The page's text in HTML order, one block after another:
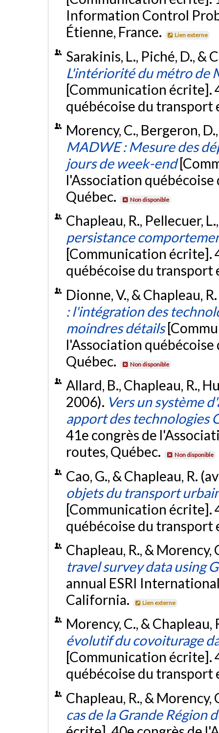
Information Control
Étienne, France.
Lien externe
Sarakinis, L., Piché, D., &
L'intériorité du métro de
[Communication écrite].
québécoise du transport
Morency, C., Bergeron,
MADWE : Mesure des
jours de week-end
l'Association
Québec.
Non disponible
Chapleau, R., Pellecuer,
persistance
[Communication écrite].
québécoise du transport
Dionne, V., & Chapleau,
: l'intégration des
moindres détails
l'Association
Québec.
Non disponible
Allard, B., Chapleau, R.,
2006). Vers un système
apport des technologies
41e congrès de
routes, Québec.
Non disponible
Cao, G., & Chapleau, R.
objets du transport
[Communication écrite].
québécoise du transport
Chapleau, R., & Morency,
travel survey data using
annual ESRI
California.
Lien externe
Morency, C., & Chapleau,
évolutif du covoiturage
[Communication écrite].
québécoise du transport
Chapleau, R., & Morency,
cas de la Grande Région